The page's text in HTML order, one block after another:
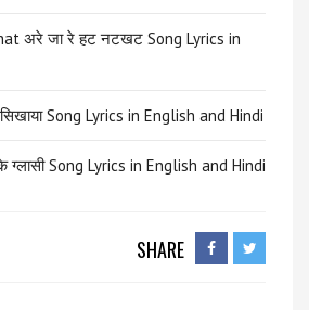
अरे जा रे हट नटखट Song Lyrics in
Song Lyrics in English and Hindi
Song Lyrics in English and Hindi
SHARE